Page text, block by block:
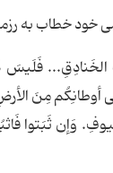
خود خطاب به
مِنَ
وَإن ثَبَتوا